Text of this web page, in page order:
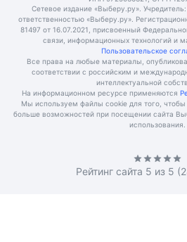
Сетевое издание «Выберу.ру».
ответственностью «Выберу.ру».
81497 от 16.07.2021, присвоенный
связи, информационных технологий и
Пользовательское
Все права на любые материалы,
соответствии с российским и
интеллектуальной
На информационном ресурсе применяются
Мы используем файлы cookie для того, чтобы
больше возможностей при посещении сайта
использования.
Рейтинг сайта 5 из 5 (